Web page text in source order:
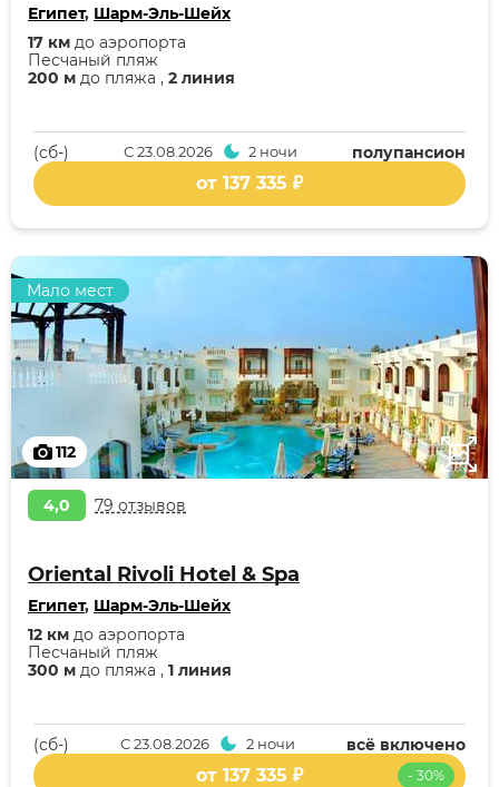
Египет, Шарм-Эль-Шейх
200 м до пляжа , 2 линия
Песчаный пляж
17 км до аэропорта
полупансион
С23.08.2026 2 ночи
(cб-)
от 137 335 ₽
112
Мало мест
4,0 79 отзывов
Oriental Rivoli Hotel & Spa
Египет, Шарм-Эль-Шейх
300 м до пляжа , 1 линия
Песчаный пляж
12 км до аэропорта
всё включено
С23.08.2026 2 ночи
(cб-)
- 30%
от 137 335 ₽